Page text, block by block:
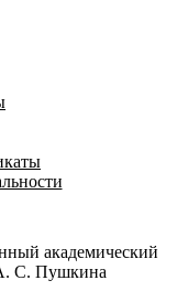
академический
С. Пушкина